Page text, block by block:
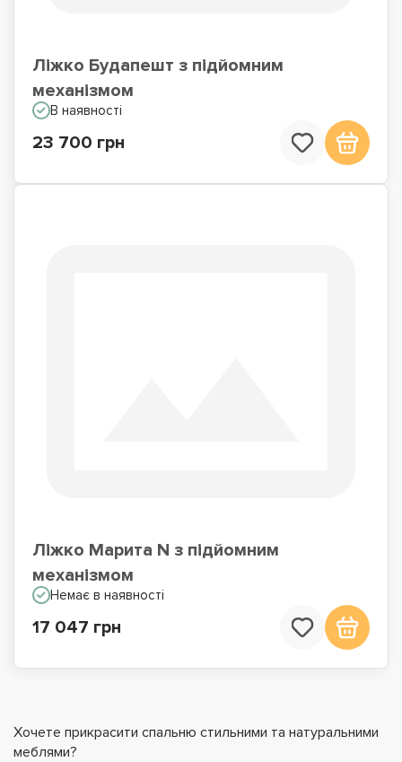
Ліжко Будапешт з підйомним
механізмом
В наявності
23 700 грн
Ліжко Марита N з підйомним
механізмом
Немає в наявності
17 047 грн
Хочете прикрасити спальню стильними та натуральними
меблями?